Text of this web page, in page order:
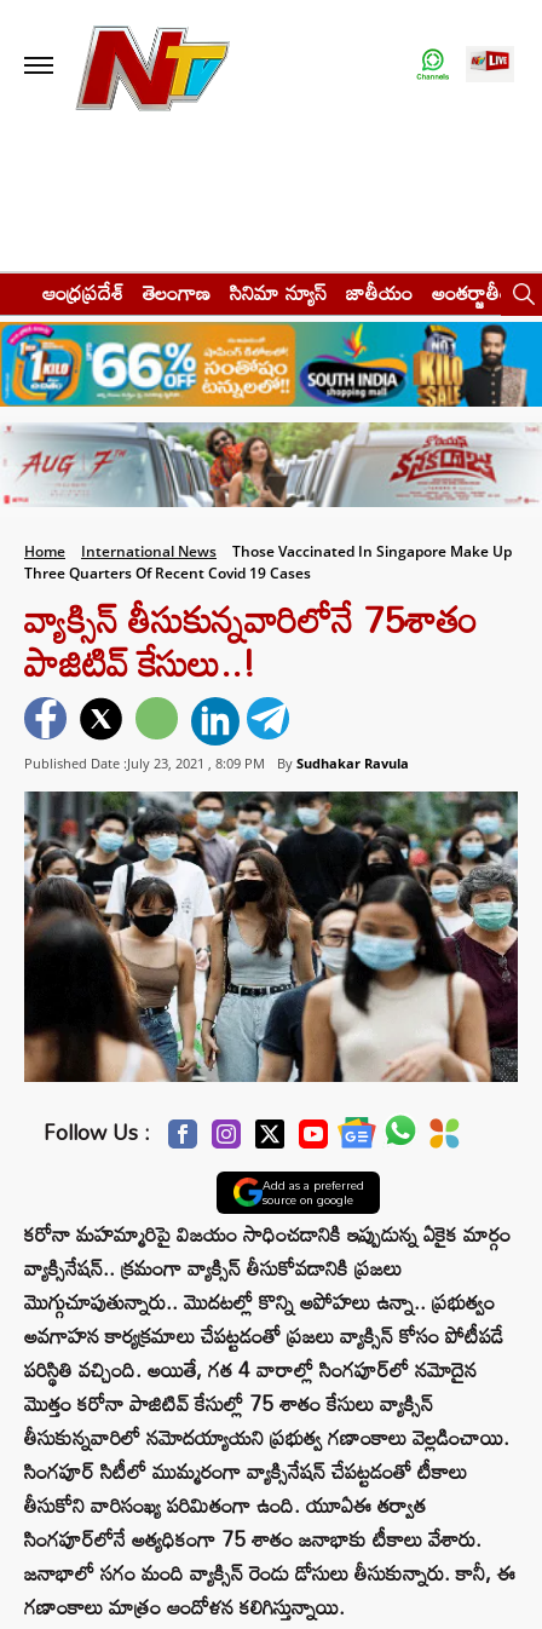
ఆంధ్రప్రదేశ్ తెలంగాణ సినిమా న్యూస్ జాతీయం అంతర్జాతీయం
Home International News
Those Vaccinated In Singapore Make Up
Three Quarters Of Recent Covid 19 Cases
వ్యాక్సిన్ తీసుకున్న‌వారిలోనే 75శాతం
పాజిటివ్ కేసులు..!
Published Date :July 23, 2021 , 8:09 PM By Sudhakar Ravula
Follow Us :
Add as a preferred
source on google
క‌రోనా మ‌హ‌మ్మారిపై విజ‌యం సాధించ‌డానికి ఇప్పుడున్న ఏకైక మార్గం
వ్యాక్సినేష‌న్‌.. క్ర‌మంగా వ్యాక్సిన్ తీసుకోవ‌డానికి ప్ర‌జ‌లు
మొగ్గుచూపుతున్నారు.. మొద‌ట‌ల్లో కొన్ని అపోహ‌లు ఉన్నా.. ప్ర‌భుత్వం
అవ‌గాహ‌న కార్య‌క్ర‌మాలు చేప‌ట్ట‌డంతో ప్ర‌జ‌లు వ్యాక్సిన్ కోసం పోటీప‌డే
ప‌రిస్థితి వ‌చ్చింది. అయితే, గ‌త 4 వారాల్లో సింగ‌పూర్‌లో న‌మోదైన
మొత్తం క‌రోనా పాజిటివ్ కేసుల్లో 75 శాతం కేసులు వ్యాక్సిన్
తీసుకున్నవారిలో న‌మోద‌య్యాయ‌ని ప్ర‌భుత్వ గ‌ణాంకాలు వెల్ల‌డించాయి.
సింగ‌పూర్ సిటీలో ముమ్మ‌రంగా వ్యాక్సినేష‌న్ చేప‌ట్ట‌డంతో టీకాలు
తీసుకోని వారిసంఖ్య ప‌రిమితంగా ఉంది. యూఏఈ త‌ర్వాత
సింగ‌పూర్‌లోనే అత్య‌ధికంగా 75 శాతం జ‌నాభాకు టీకాలు వేశారు.
జ‌నాభాలో సగం మంది వ్యాక్సిన్ రెండు డోసులు తీసుకున్నారు. కానీ, ఈ
గ‌ణాంకాలు మాత్రం ఆందోళ‌న క‌లిగిస్తున్నాయి.